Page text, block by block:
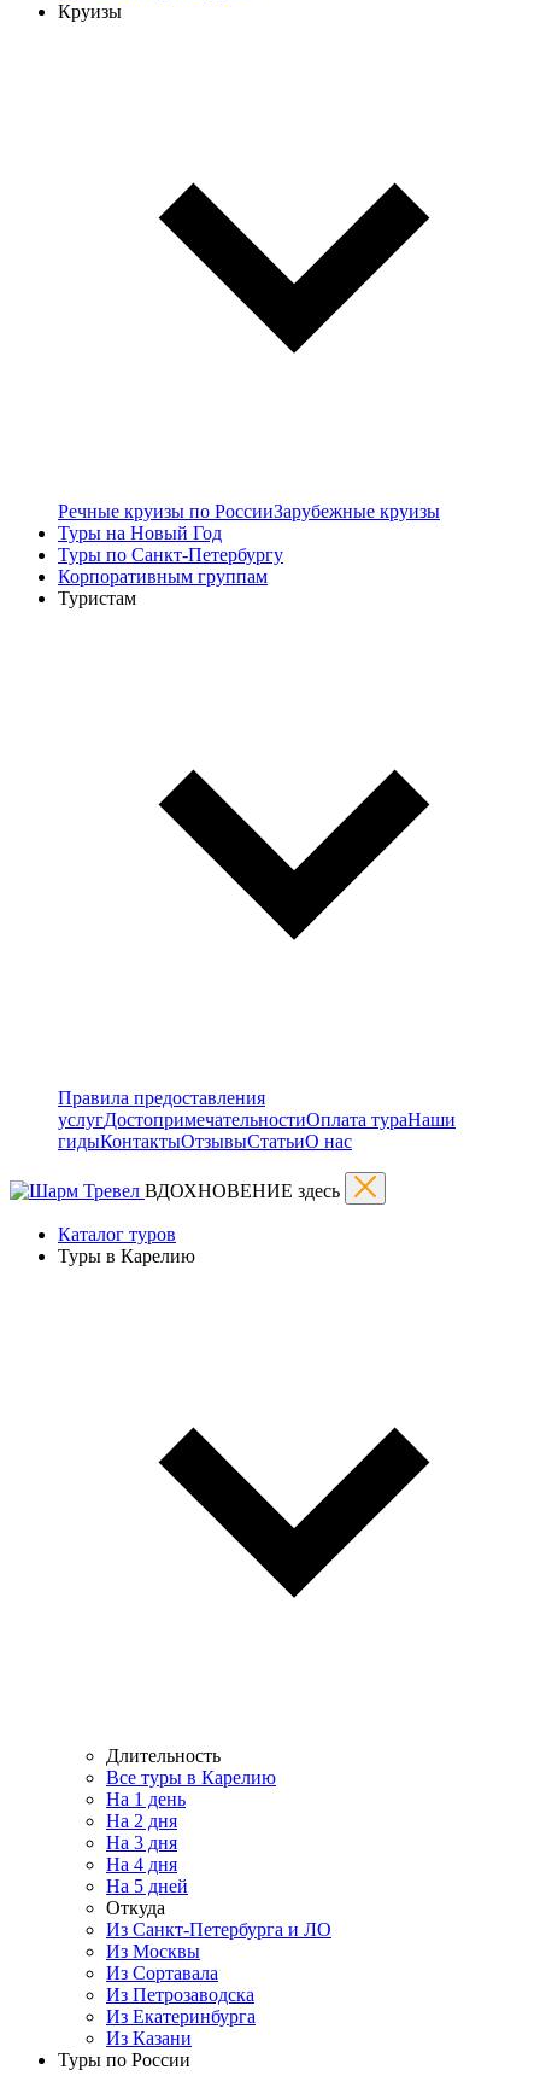
Круизы
Речные круизы по РоссииЗарубежные круизы
Туры на Новый Год
Туры по Санкт-Петербургу
Корпоративным группам
Туристам
Правила предоставления
услугДостопримечательностиОплата тураНаши
гидыКонтактыОтзывыСтатьиО нас
ВДОХНОВЕНИЕ здесь
Каталог туров
Туры в Карелию
Длительность
Все туры в Карелию
На 1 день
На 2 дня
На 3 дня
На 4 дня
На 5 дней
Откуда
Из Санкт-Петербурга и ЛО
Из Москвы
Из Сортавала
Из Петрозаводска
Из Екатеринбурга
Из Казани
Туры по России